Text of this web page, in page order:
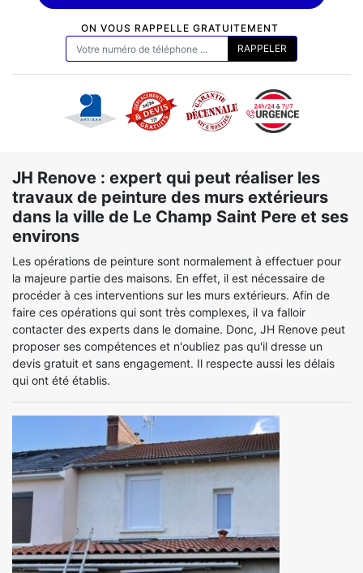
ON VOUS RAPPELLE GRATUITEMENT
JH Renove : expert qui peut réaliser les
travaux de peinture des murs extérieurs
dans la ville de Le Champ Saint Pere et ses
environs
Les opérations de peinture sont normalement à effectuer pour
la majeure partie des maisons. En effet, il est nécessaire de
procéder à ces interventions sur les murs extérieurs. Afin de
faire ces opérations qui sont très complexes, il va falloir
contacter des experts dans le domaine. Donc, JH Renove peut
proposer ses compétences et n'oubliez pas qu'il dresse un
devis gratuit et sans engagement. Il respecte aussi les délais
qui ont été établis.